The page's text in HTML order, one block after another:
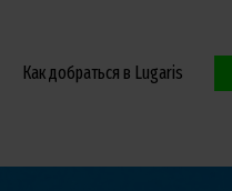
Как добраться в Lugaris